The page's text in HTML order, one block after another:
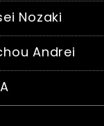
Nozaki
Andrei